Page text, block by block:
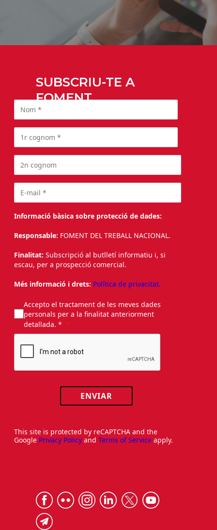
SUBSCRIU-TE A
FOMENT
Informació bàsica sobre protecció de dades:
Responsable: FOMENT DEL TREBALL NACIONAL.
Finalitat: Subscripció al butlletí informatiu i, si
escau, per a prospecció comercial.
Més informació i drets: Política de privacitat.
Accepto el tractament de les meves dades
personals per a la finalitat anteriorment
detallada. *
ENVIAR
This site is protected by reCAPTCHA and the
Google Privacy Policy and Terms of Service apply.